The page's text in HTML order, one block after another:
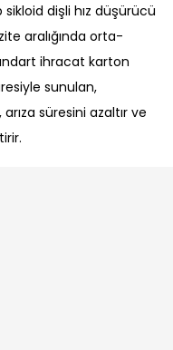
sikloid dişli hız düşürücü
aralığında orta-
ihracat karton
sunulan,
süresini azaltır ve